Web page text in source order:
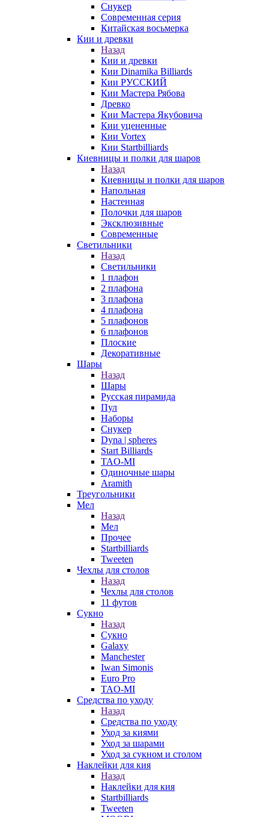
Снукер
Современная серия
Китайская восьмерка
Кии и древки
Назад
Кии и древки
Кии Dinamika Billiards
Кии РУССКИЙ
Кии Мастера Рябова
Древко
Кии Мастера Якубовича
Кии уцененные
Кии Vortex
Кии Startbilliards
Киевницы и полки для шаров
Назад
Киевницы и полки для шаров
Напольная
Настенная
Полочки для шаров
Эксклюзивные
Современные
Светильники
Назад
Светильники
1 плафон
2 плафона
3 плафона
4 плафона
5 плафонов
6 плафонов
Плоские
Декоративные
Шары
Назад
Шары
Русская пирамида
Пул
Наборы
Снукер
Dyna | spheres
Start Billiards
TAO-MI
Одиночные шары
Aramith
Треугольники
Мел
Назад
Мел
Прочее
Startbilliards
Tweeten
Чехлы для столов
Назад
Чехлы для столов
11 футов
Сукно
Назад
Сукно
Galaxy
Manchester
Iwan Simonis
Euro Pro
TAO-MI
Средства по уходу
Назад
Средства по уходу
Уход за киями
Уход за шарами
Уход за сукном и столом
Наклейки для кия
Назад
Наклейки для кия
Startbilliards
Tweeten